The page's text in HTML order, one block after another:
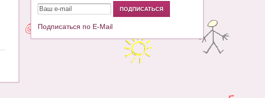
Подписаться по E-Mail